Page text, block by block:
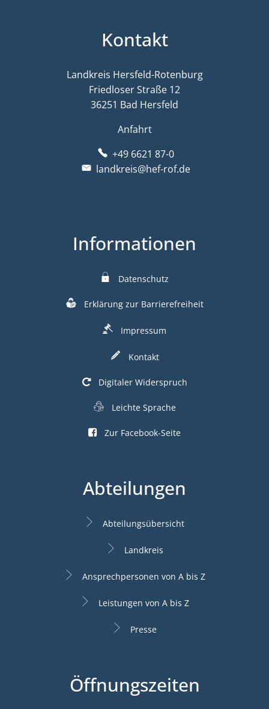
Kontakt
Landkreis Hersfeld-Rotenburg
Friedloser Straße 12
36251 Bad Hersfeld
Anfahrt
+49 6621 87-0
landkreis@hef-rof.de
Informationen
Datenschutz
Erklärung zur Barrierefreiheit
Impressum
Kontakt
Digitaler Widerspruch
Leichte Sprache
Zur Facebook-Seite
Abteilungen
Abteilungsübersicht
Landkreis
Ansprechpersonen von A bis Z
Leistungen von A bis Z
Presse
Öffnungszeiten